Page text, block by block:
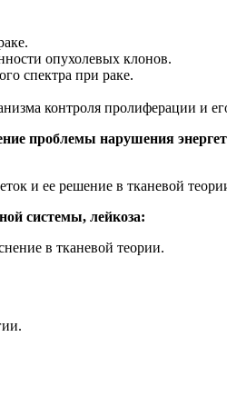
опухолевых клонов.
спектра при раке.
контроля пролиферации и
проблемы нарушения
и ее решение в тканевой
системы, лейкоза:
в тканевой теории.